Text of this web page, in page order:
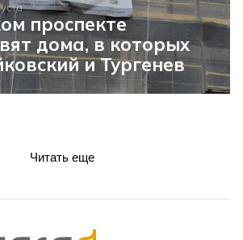
проспекте
дома, в которых
и Тургенев
Читать еще